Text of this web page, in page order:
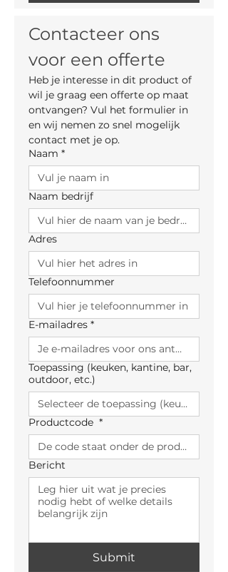
Contacteer ons
voor een offerte
Heb je interesse in dit product of
wil je graag een offerte op maat
ontvangen? Vul het formulier in
en wij nemen zo snel mogelijk
contact met je op.
Naam *
Naam bedrijf
Adres
Telefoonnummer
E-mailadres *
Toepassing (keuken, kantine, bar,
outdoor, etc.)
Productcode *
Bericht
Submit